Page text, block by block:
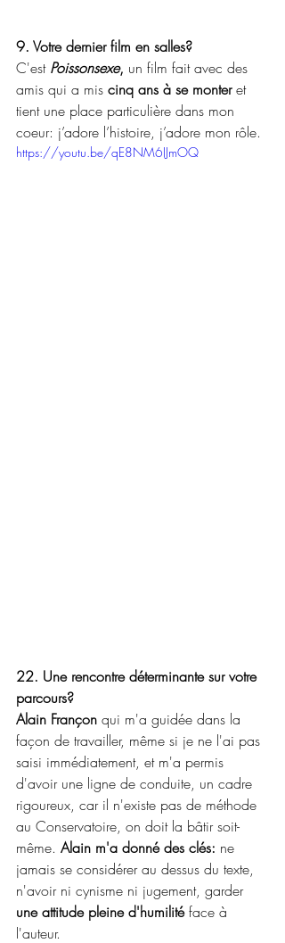
9. Votre dernier film en salles?
C'est Poissonsexe, un film fait avec des
amis qui a mis cinq ans à se monter et
tient une place particulière dans mon
coeur: j’adore l’histoire, j’adore mon rôle.
https://youtu.be/qE8NM6IJmOQ
22. Une rencontre déterminante sur votre
parcours?
Alain Françon qui m'a guidée dans la
façon de travailler, même si je ne l'ai pas
saisi immédiatement, et m'a permis
d'avoir une ligne de conduite, un cadre
rigoureux, car il n'existe pas de méthode
au Conservatoire, on doit la bâtir soit-
même. Alain m'a donné des clés: ne
jamais se considérer au dessus du texte,
n'avoir ni cynisme ni jugement, garder
une attitude pleine d'humilité face à
l'auteur.